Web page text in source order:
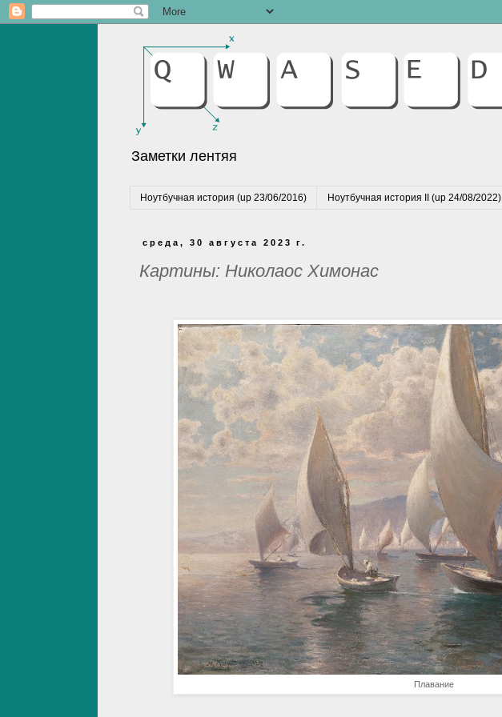
Заметки лентяя
Ноутбучная история (up 23/06/2016) Ноутбучная история II (up 24/08/2022)
среда, 30 августа 2023 г.
Картины: Николаос Химонас
Плавание